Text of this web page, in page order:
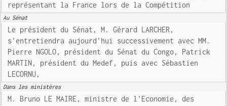
représentant la France lors de la Compétition
Au Sénat
Le président du Sénat, M. Gérard LARCHER,
s'entretiendra aujourd'hui successivement avec MM.
Pierre NGOLO, président du Sénat du Congo, Patrick
MARTIN, président du Medef, puis avec Sébastien
LECORNU,
Dans les ministères
M. Bruno LE MAIRE, ministre de l'Economie, des